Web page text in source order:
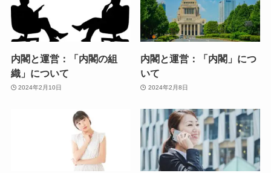
内閣と運営：「内閣の組
織」について
2024年2月10日
内閣と運営：「内閣」につ
いて
2024年2月8日